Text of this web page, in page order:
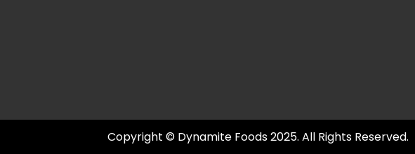
Copyright © Dynamite Foods 2025. All Rights Reserved.